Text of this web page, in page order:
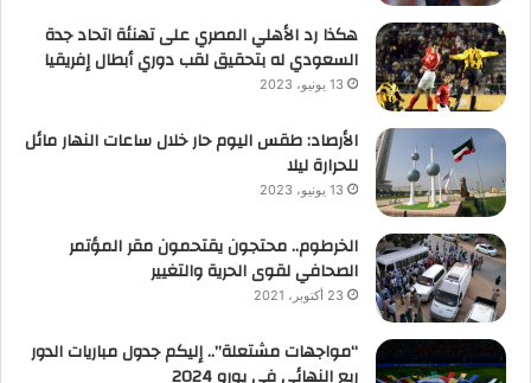
هكذا رد الأهلي المصري على تهنئة اتحاد جدة
السعودي له بتحقيق لقب دوري أبطال إفريقيا
13 يونيو، 2023
الأرصاد: طقس اليوم حار خلال ساعات النهار مائل
للحرارة ليلا
13 يونيو، 2023
الخرطوم.. محتجون يقتحمون مقر المؤتمر
الصحافي لقوى الحرية والتغيير
23 أكتوبر، 2021
“مواجهات مشتعلة”.. إليكم جدول مباريات الدور